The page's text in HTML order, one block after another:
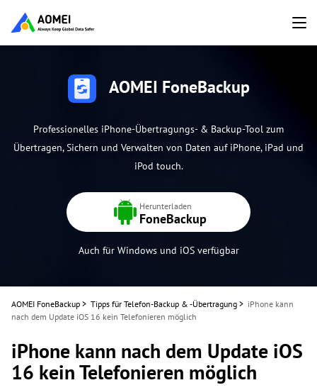
AOMEI FoneBackup
Professionelles iPhone-Übertragungs- & Backup-Tool zum
Übertragen, Sichern und Verwalten von Daten auf iPhone, iPad und
iPod touch.
Herunterladen
FoneBackup
Auch für Windows und iOS verfügbar
AOMEI FoneBackup > Tipps für Telefon-Backup & -Übertragung > iPhone kann
nach dem Update iOS 16 kein Telefonieren möglich
iPhone kann nach dem Update iOS
16 kein Telefonieren möglich